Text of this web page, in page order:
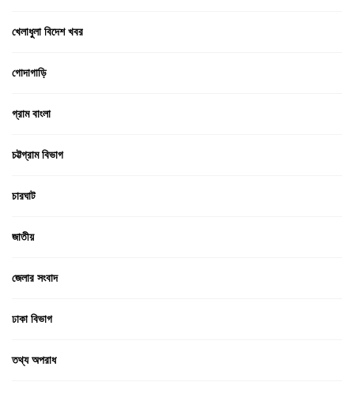
খেলাধুলা বিদেশ খবর
গোদাগাড়ি
গ্রাম বাংলা
চট্টগ্রাম বিভাগ
চারঘাট
জাতীয়
জেলার সংবাদ
ঢাকা বিভাগ
তথ্য অপরাধ